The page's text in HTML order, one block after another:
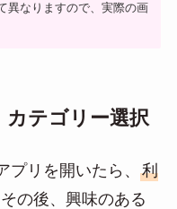
異なりますので、実際の画
カテゴリー選択
プリを開いたら、 利
の後、興味のある